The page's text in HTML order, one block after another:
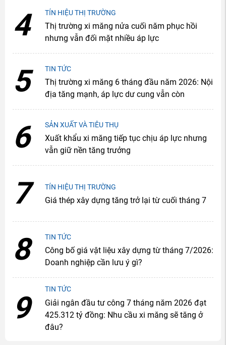
4 TÍN HIỆU THỊ TRƯỜNG
Thị trường xi măng nửa cuối năm phục hồi
nhưng vẫn đối mặt nhiều áp lực
5 TIN TỨC
Thị trường xi măng 6 tháng đầu năm 2026: Nội
địa tăng mạnh, áp lực dư cung vẫn còn
6 SẢN XUẤT VÀ TIÊU THỤ
Xuất khẩu xi măng tiếp tục chịu áp lực nhưng
vẫn giữ nền tăng trưởng
7 TÍN HIỆU THỊ TRƯỜNG
Giá thép xây dựng tăng trở lại từ cuối tháng 7
8 TIN TỨC
Công bố giá vật liệu xây dựng từ tháng 7/2026:
Doanh nghiệp cần lưu ý gì?
9
TIN TỨC
Giải ngân đầu tư công 7 tháng năm 2026 đạt
425.312 tỷ đồng: Nhu cầu xi măng sẽ tăng ở
đâu?